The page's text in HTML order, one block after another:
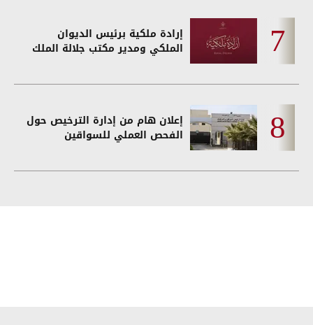
إرادة ملكية برئيس الديوان
الملكي ومدير مكتب جلالة الملك
إعلان هام من إدارة الترخيص حول
الفحص العملي للسواقين